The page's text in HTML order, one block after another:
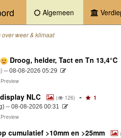
Algemeen (current)
over weer & klimaat
Droog, helder, Tact en Tn 13,4°C
-- 08-08-2026 05:29
Preview
NLC ( 126) ‐ 1
-- 08-08-2026 00:31
Preview
cumulatief >10mm en >25mm (